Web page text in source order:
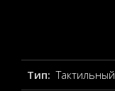
Тип: Тактильный